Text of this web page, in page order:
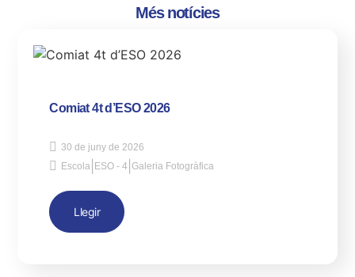
Més notícies
Comiat 4t d’ESO 2026
30 de juny de 2026
Escola ESO - 4 |Galeria Fotogràfica
Llegir